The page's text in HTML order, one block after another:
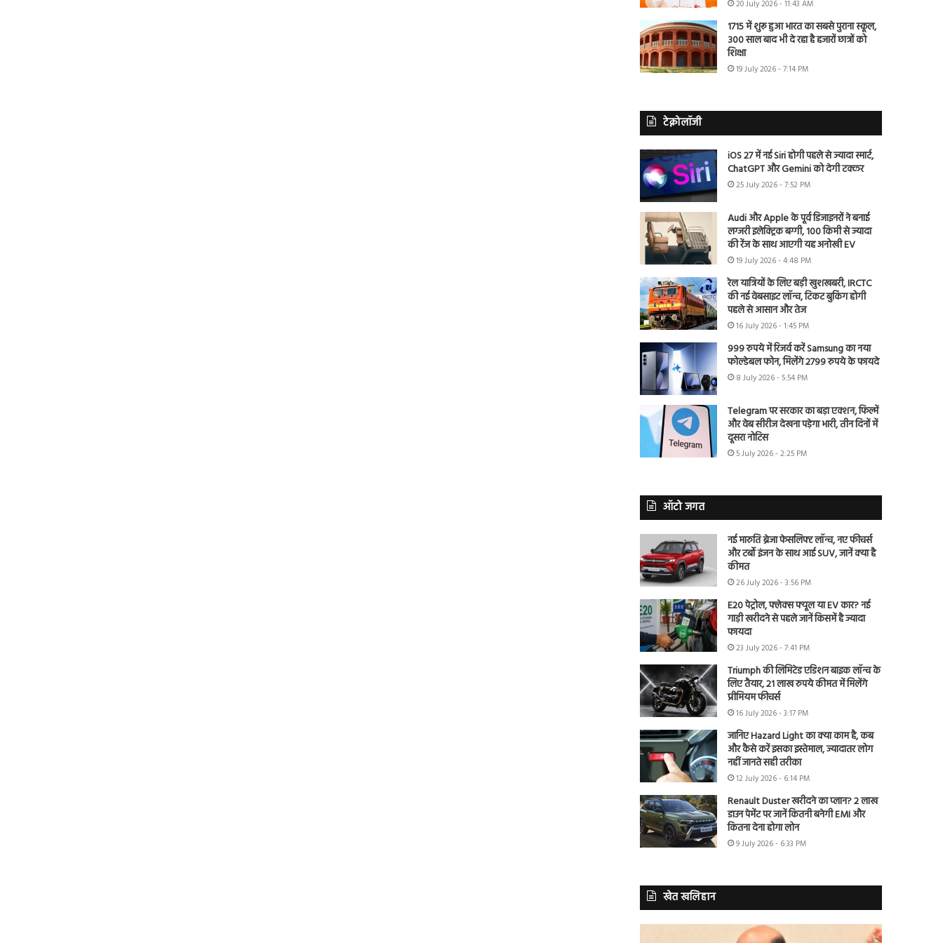
20 July 2026 - 11:43 AM
1715 में शुरू हुआ भारत का सबसे पुराना स्कूल,
300 साल बाद भी दे रहा है हजारों छात्रों को
शिक्षा
19 July 2026 - 7:14 PM
टेक्नोलॉजी
iOS 27 में नई Siri होगी पहले से ज्यादा स्मार्ट,
ChatGPT और Gemini को देगी टक्कर
25 July 2026 - 7:52 PM
Audi और Apple के पूर्व डिजाइनरों ने बनाई
लग्जरी इलेक्ट्रिक बग्गी, 100 किमी से ज्यादा
की रेंज के साथ आएगी यह अनोखी EV
19 July 2026 - 4:48 PM
रेल यात्रियों के लिए बड़ी खुशखबरी, IRCTC
की नई वेबसाइट लॉन्च, टिकट बुकिंग होगी
पहले से आसान और तेज
16 July 2026 - 1:45 PM
999 रुपये में रिजर्व करें Samsung का नया
फोल्डेबल फोन, मिलेंगे 2799 रुपये के फायदे
8 July 2026 - 5:54 PM
Telegram पर सरकार का बड़ा एक्शन, फिल्में
और वेब सीरीज देखना पड़ेगा भारी, तीन दिनों में
दूसरा नोटिस
5 July 2026 - 2:25 PM
ऑटो जगत
नई मारुति ब्रेजा फेसलिफ्ट लॉन्च, नए फीचर्स
और टर्बो इंजन के साथ आई SUV, जानें क्या है
कीमत
26 July 2026 - 3:56 PM
E20 पेट्रोल, फ्लेक्स फ्यूल या EV कार? नई
गाड़ी खरीदने से पहले जानें किसमें है ज्यादा
फायदा
23 July 2026 - 7:41 PM
Triumph की लिमिटेड एडिशन बाइक लॉन्च के
लिए तैयार, 21 लाख रुपये कीमत में मिलेंगे
प्रीमियम फीचर्स
16 July 2026 - 3:17 PM
जानिए Hazard Light का क्या काम है, कब
और कैसे करें इसका इस्तेमाल, ज्यादातर लोग
नहीं जानते सही तरीका
12 July 2026 - 6:14 PM
Renault Duster खरीदने का प्लान? 2 लाख
डाउन पेमेंट पर जानें कितनी बनेगी EMI और
कितना देना होगा लोन
9 July 2026 - 6:33 PM
खेत खलिहान